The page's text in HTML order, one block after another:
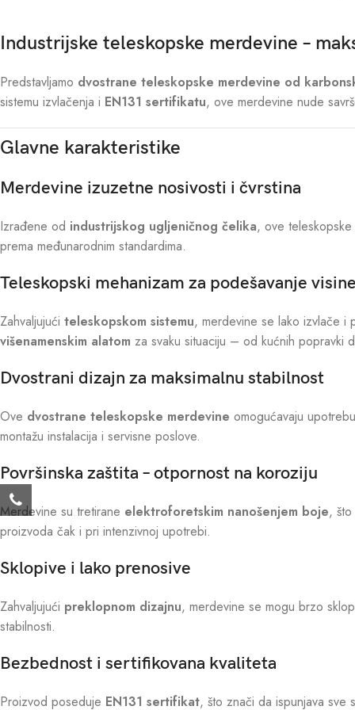
Industrijske teleskopske merdevine –
Predstavljamo dvostrane teleskopske merdevine od
sistemu izvlačenja i EN131 sertifikatu, ove merdevine nude
Glavne karakteristike
Merdevine izuzetne nosivosti i čvrstina
Izrađene od industrijskog ugljeničnog čelika, ove teleskopske
prema međunarodnim standardima.
Teleskopski mehanizam za podešavanje visine
Zahvaljujući teleskopskom sistemu, merdevine se lako izvlače i
višenamenskim alatom za svaku situaciju – od kućnih popravki
Dvostrani dizajn za maksimalnu stabilnost
Ove dvostrane teleskopske merdevine omogućavaju
montažu instalacija i servisne poslove.
Površinska zaštita – otpornost na koroziju
Merdevine su tretirane elektroforetskim nanošenjem boje,
proizvoda čak i pri intenzivnoj upotrebi.
Sklopive i lako prenosive
Zahvaljujući preklopnom dizajnu, merdevine se mogu brzo
stabilnosti.
Bezbednost i sertifikovana kvaliteta
Proizvod poseduje EN131 sertifikat, što znači da ispunjava sve